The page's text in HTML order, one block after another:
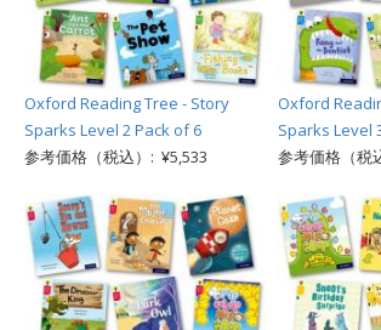
Oxford Reading Tree - Story
Sparks Level 2 Pack of 6
参考価格（税込）: ¥5,533
Oxford
Sparks Level
参考価格（税